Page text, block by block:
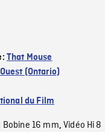
That Mouse
(Ontario)
du Film
Bobine 16 mm,Vidéo Hi 8